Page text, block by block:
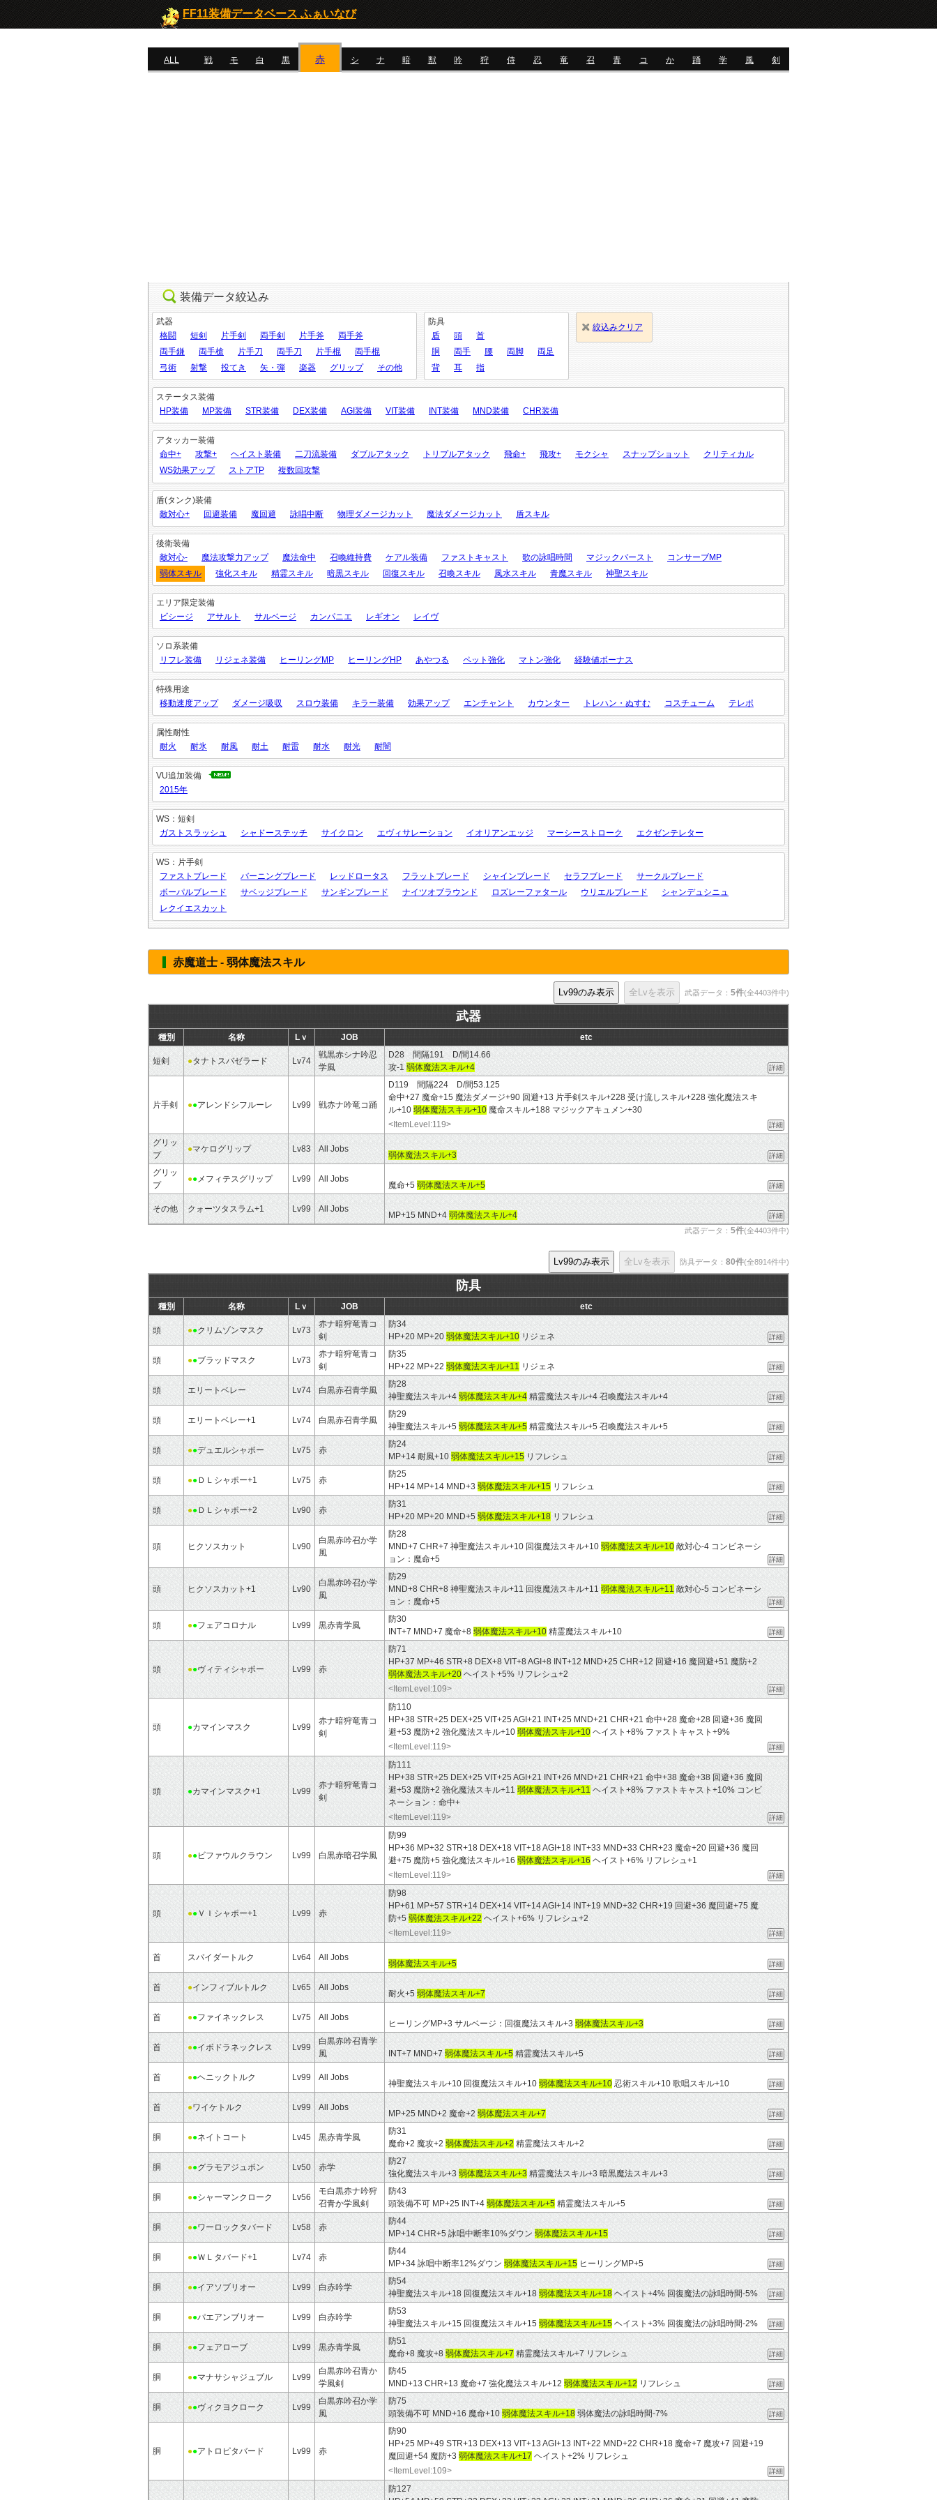
FF11装備データベース ふぁいなび
ALL 戦 モ 白 黒 赤 シ ナ 暗 獣 吟 狩 侍 忍 竜 召 青 コ か 踊 学 風 剣
装備データ絞込み
武器
格闘
短剣 片手剣 両手剣 片手斧
両手斧
両手鎌
両手槍 片手刀 両手刀 片手棍
両手棍
弓術
射撃 投てき 矢・弾 楽器 グリップ その他
防具
盾
頭
首
胴
両手 腰 両脚
両足
背
耳 指
絞込みクリア
ステータス装備
HP装備
MP装備 STR装備 DEX装備 AGI装備 VIT装備 INT装備 MND装備 CHR装備
アタッカー装備
命中+
攻撃+ ヘイスト装備 二刀流装備 ダブルアタック トリプルアタック 飛命+ 飛攻+ モクシャ スナップショット
クリティカル
WS効果アップ
ストアTP 複数回攻撃
盾(タンク)装備
敵対心+
回避装備 魔回避 詠唱中断 物理ダメージカット 魔法ダメージカット 盾スキル
後衛装備
敵対心-
魔法攻撃力アップ 魔法命中 召喚維持費 ケアル装備 ファストキャスト 歌の詠唱時間 マジックバースト
コンサーブMP
弱体スキル
強化スキル 精霊スキル 暗黒スキル 回復スキル 召喚スキル 風水スキル 青魔スキル 神聖スキル
エリア限定装備
ビシージ
アサルト サルベージ カンパニエ レギオン レイヴ
ソロ系装備
リフレ装備
リジェネ装備 ヒーリングMP ヒーリングHP あやつる ペット強化 マトン強化 経験値ボーナス
特殊用途
移動速度アップ
ダメージ吸収 スロウ装備 キラー装備 効果アップ エンチャント カウンター トレハン・ぬすむ コスチューム テレポ
属性耐性
耐火
耐氷 耐風 耐土 耐雷 耐水 耐光 耐闇
VU追加装備
2015年
WS：短剣
ガストスラッシュ
シャドーステッチ サイクロン エヴィサレーション イオリアンエッジ マーシーストローク エクゼンテレター
WS：片手剣
ファストブレード
バーニングブレード レッドロータス フラットブレード シャインブレード セラフブレード
サークルブレード
ボーパルブレード
サベッジブレード サンギンブレード ナイツオブラウンド ロズレーファタール ウリエルブレード
シャンデュシニュ
レクイエスカット
赤魔道士 - 弱体魔法スキル
武器データ： 5件(全4403件中)
武器
種別 名称 Lｖ JOB etc
短剣 ●タナトスバゼラード Lv74
戦黒赤シナ吟忍
学風
D28 間隔191 D/間14.66
攻-1 弱体魔法スキル+4 詳細
片手剣 ●●アレンドシフルーレ Lv99 戦赤ナ吟竜コ踊
D119 間隔224 D/間53.125
命中+27 魔命+15 魔法ダメージ+90 回避+13 片手剣スキル+228 受け流しスキル+228 強化魔法スキ
ル+10 弱体魔法スキル+10 魔命スキル+188 マジックアキュメン+30
<ItemLevel:119>
詳細
グリッ
プ
●マケログリップ Lv83 All Jobs
弱体魔法スキル+3 詳細
グリッ
プ
●●メフィテスグリップ Lv99 All Jobs
魔命+5 弱体魔法スキル+5 詳細
その他 クォーツタスラム+1 Lv99 All Jobs
MP+15 MND+4 弱体魔法スキル+4 詳細
武器データ： 5件(全4403件中)
防具データ： 80件(全8914件中)
防具
種別 名称 Lｖ JOB etc
頭 ●●クリムゾンマスク Lv73
赤ナ暗狩竜青コ
剣
防34
HP+20 MP+20 弱体魔法スキル+10 リジェネ 詳細
頭 ●●ブラッドマスク Lv73
赤ナ暗狩竜青コ
剣
防35
HP+22 MP+22 弱体魔法スキル+11 リジェネ 詳細
頭 エリートベレー Lv74 白黒赤召青学風
防28
神聖魔法スキル+4 弱体魔法スキル+4 精霊魔法スキル+4 召喚魔法スキル+4 詳細
頭 エリートベレー+1 Lv74 白黒赤召青学風
防29
神聖魔法スキル+5 弱体魔法スキル+5 精霊魔法スキル+5 召喚魔法スキル+5 詳細
頭 ●●デュエルシャポー Lv75 赤
防24
MP+14 耐風+10 弱体魔法スキル+15 リフレシュ 詳細
頭 ●●ＤＬシャポー+1 Lv75 赤
防25
HP+14 MP+14 MND+3 弱体魔法スキル+15 リフレシュ 詳細
頭 ●●ＤＬシャポー+2 Lv90 赤
防31
HP+20 MP+20 MND+5 弱体魔法スキル+18 リフレシュ 詳細
頭 ヒクソスカット Lv90
白黒赤吟召か学
風
防28
MND+7 CHR+7 神聖魔法スキル+10 回復魔法スキル+10 弱体魔法スキル+10 敵対心-4 コンビネーシ
ョン：魔命+5
詳細
頭 ヒクソスカット+1 Lv90
白黒赤吟召か学
風
防29
MND+8 CHR+8 神聖魔法スキル+11 回復魔法スキル+11 弱体魔法スキル+11 敵対心-5 コンビネーシ
ョン：魔命+5
詳細
頭 ●●フェアコロナル Lv99 黒赤青学風
防30
INT+7 MND+7 魔命+8 弱体魔法スキル+10 精霊魔法スキル+10 詳細
頭 ●●ヴィティシャポー Lv99 赤
防71
HP+37 MP+46 STR+8 DEX+8 VIT+8 AGI+8 INT+12 MND+25 CHR+12 回避+16 魔回避+51 魔防+2
弱体魔法スキル+20 ヘイスト+5% リフレシュ+2
<ItemLevel:109>
詳細
頭 ●カマインマスク Lv99
赤ナ暗狩竜青コ
剣
防110
HP+38 STR+25 DEX+25 VIT+25 AGI+21 INT+25 MND+21 CHR+21 命中+28 魔命+28 回避+36 魔回
避+53 魔防+2 強化魔法スキル+10 弱体魔法スキル+10 ヘイスト+8% ファストキャスト+9%
<ItemLevel:119>
詳細
頭 ●カマインマスク+1 Lv99
赤ナ暗狩竜青コ
剣
防111
HP+38 STR+25 DEX+25 VIT+25 AGI+21 INT+26 MND+21 CHR+21 命中+38 魔命+38 回避+36 魔回
避+53 魔防+2 強化魔法スキル+11 弱体魔法スキル+11 ヘイスト+8% ファストキャスト+10% コンビ
ネーション：命中+
<ItemLevel:119>
詳細
頭 ●●ビファウルクラウン Lv99 白黒赤暗召学風
防99
HP+36 MP+32 STR+18 DEX+18 VIT+18 AGI+18 INT+33 MND+33 CHR+23 魔命+20 回避+36 魔回
避+75 魔防+5 強化魔法スキル+16 弱体魔法スキル+16 ヘイスト+6% リフレシュ+1
<ItemLevel:119>
詳細
頭 ●●ＶＩシャポー+1 Lv99 赤
防98
HP+61 MP+57 STR+14 DEX+14 VIT+14 AGI+14 INT+19 MND+32 CHR+19 回避+36 魔回避+75 魔
防+5 弱体魔法スキル+22 ヘイスト+6% リフレシュ+2
<ItemLevel:119>
詳細
首 スパイダートルク Lv64 All Jobs
弱体魔法スキル+5 詳細
首 ●インフィブルトルク Lv65 All Jobs
耐火+5 弱体魔法スキル+7 詳細
首 ●●ファイネックレス Lv75 All Jobs
ヒーリングMP+3 サルベージ：回復魔法スキル+3 弱体魔法スキル+3 詳細
首 ●●イボドラネックレス Lv99
白黒赤吟召青学
風
INT+7 MND+7 弱体魔法スキル+5 精霊魔法スキル+5 詳細
首 ●●ヘニックトルク Lv99 All Jobs
神聖魔法スキル+10 回復魔法スキル+10 弱体魔法スキル+10 忍術スキル+10 歌唱スキル+10 詳細
首 ●ワイケトルク Lv99 All Jobs
MP+25 MND+2 魔命+2 弱体魔法スキル+7 詳細
胴 ●●ネイトコート Lv45 黒赤青学風
防31
魔命+2 魔攻+2 弱体魔法スキル+2 精霊魔法スキル+2 詳細
胴 ●●グラモアジュポン Lv50 赤学
防27
強化魔法スキル+3 弱体魔法スキル+3 精霊魔法スキル+3 暗黒魔法スキル+3 詳細
胴 ●●シャーマンクローク Lv56
モ白黒赤ナ吟狩
召青か学風剣
防43
頭装備不可 MP+25 INT+4 弱体魔法スキル+5 精霊魔法スキル+5 詳細
胴 ●●ワーロックタバード Lv58 赤
防44
MP+14 CHR+5 詠唱中断率10%ダウン 弱体魔法スキル+15 詳細
胴 ●●ＷＬタバード+1 Lv74 赤
防44
MP+34 詠唱中断率12%ダウン 弱体魔法スキル+15 ヒーリングMP+5 詳細
胴 ●●イアソブリオー Lv99 白赤吟学
防54
神聖魔法スキル+18 回復魔法スキル+18 弱体魔法スキル+18 ヘイスト+4% 回復魔法の詠唱時間-5% 詳細
胴 ●●パエアンブリオー Lv99 白赤吟学
防53
神聖魔法スキル+15 回復魔法スキル+15 弱体魔法スキル+15 ヘイスト+3% 回復魔法の詠唱時間-2% 詳細
胴 ●●フェアローブ Lv99 黒赤青学風
防51
魔命+8 魔攻+8 弱体魔法スキル+7 精霊魔法スキル+7 リフレシュ 詳細
胴 ●●マナサシャジュブル Lv99
白黒赤吟召青か
学風剣
防45
MND+13 CHR+13 魔命+7 強化魔法スキル+12 弱体魔法スキル+12 リフレシュ 詳細
胴 ●●ヴィクヨクローク Lv99
白黒赤吟召か学
風
防75
頭装備不可 MND+16 魔命+10 弱体魔法スキル+18 弱体魔法の詠唱時間-7% 詳細
胴 ●●アトロピタバード Lv99 赤
防90
HP+25 MP+49 STR+13 DEX+13 VIT+13 AGI+13 INT+22 MND+22 CHR+18 魔命+7 魔攻+7 回避+19
魔回避+54 魔防+3 弱体魔法スキル+17 ヘイスト+2% リフレシュ
<ItemLevel:109>
詳細
防127